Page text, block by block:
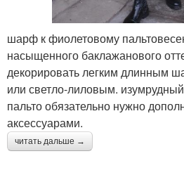
шарф к фиолетовому
насыщенного баклажанового
декорировать легким длинным
или светло-лиловым.
пальто обязательно нужно
аксессуарами.
читать дальше →